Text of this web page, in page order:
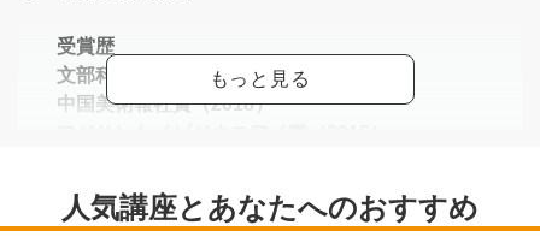
受賞歴
文部科学大臣賞（2022）
中国美術報社賞（2018）